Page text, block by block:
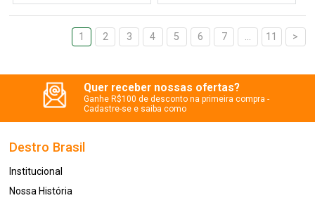
1 2 3 4 5 6 7 ... 11 >
Quer receber nossas ofertas?
Ganhe R$100 de desconto na primeira compra -
Cadastre-se e saiba como
Destro Brasil
Institucional
Nossa História